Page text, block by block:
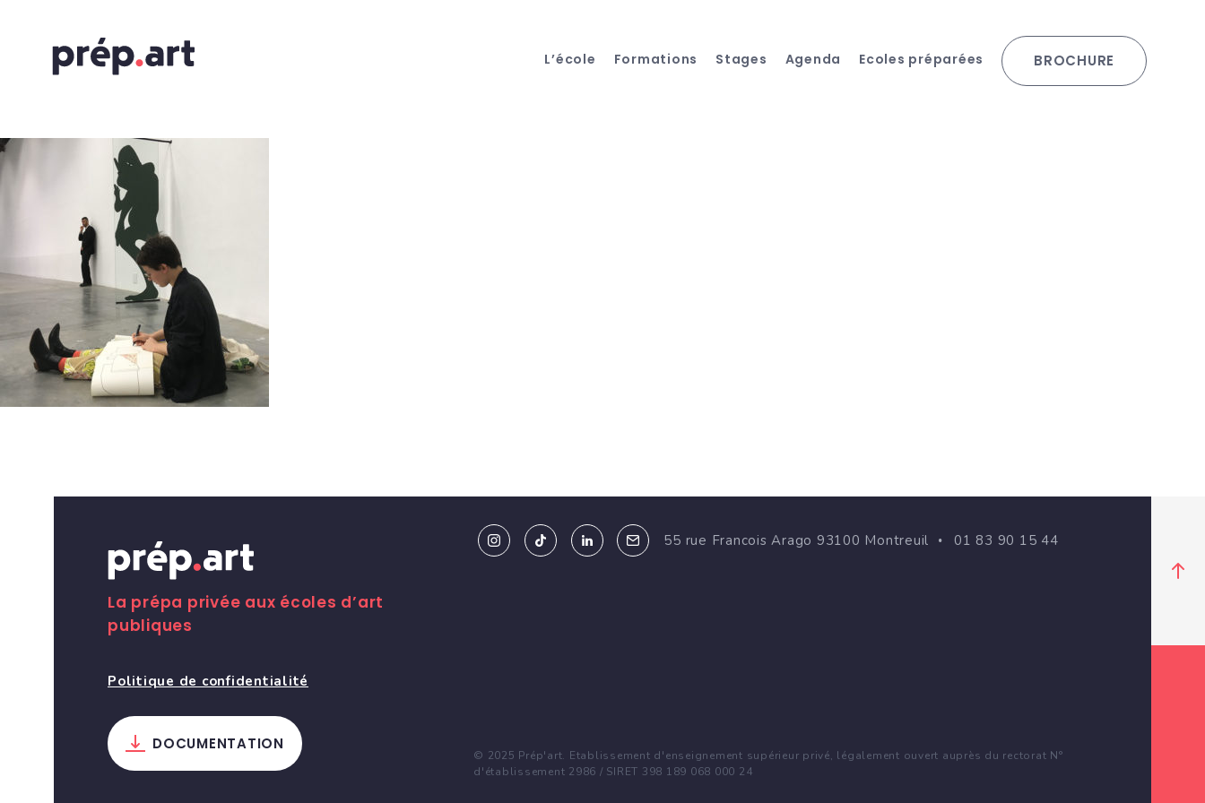
L’école Formations Stages Agenda Ecoles préparées BROCHURE
La prépa privée aux écoles d’art
publiques
Politique de confidentialité
DOCUMENTATION
55 rue Francois Arago 93100 Montreuil 01 83 90 15 44
© 2025 Prép'art. Etablissement d'enseignement supérieur privé, légalement ouvert auprès du rectorat N°
d'établissement 2986 / SIRET 398 189 068 000 24